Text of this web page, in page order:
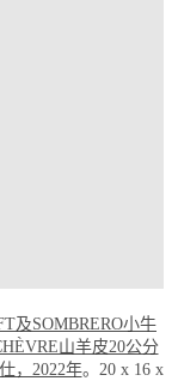
及SOMBRERO小牛
山羊皮20公分
，2022年。20 x 16 x